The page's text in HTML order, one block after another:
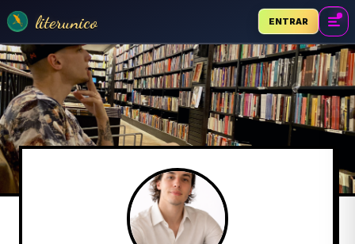
literunico ENTRAR